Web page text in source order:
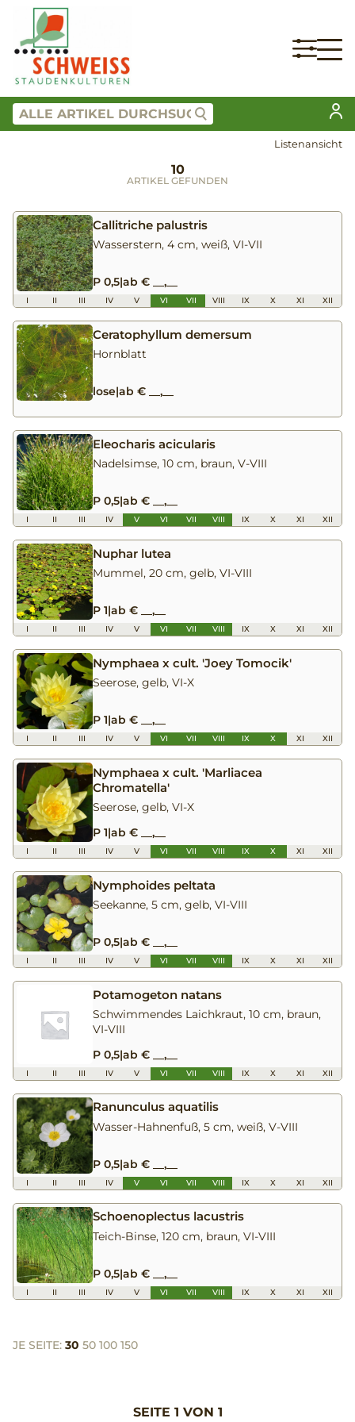
Listenansicht
10
ARTIKEL GEFUNDEN
Callitriche palustris
Wasserstern, 4 cm, weiß, VI-VII
P 0,5|ab € __,__
I II III IV V VI VII VIII IX X XI XII
Ceratophyllum demersum
Hornblatt
lose|ab € __,__
Eleocharis acicularis
Nadelsimse, 10 cm, braun, V-VIII
P 0,5|ab € __,__
I II III IV V VI VII VIII IX X XI XII
Nuphar lutea
Mummel, 20 cm, gelb, VI-VIII
P 1|ab € __,__
I II III IV V VI VII VIII IX X XI XII
Nymphaea x cult. 'Joey Tomocik'
Seerose, gelb, VI-X
P 1|ab € __,__
I II III IV V VI VII VIII IX X XI XII
Nymphaea x cult. 'Marliacea
Chromatella'
Seerose, gelb, VI-X
P 1|ab € __,__
I II III IV V VI VII VIII IX X XI XII
Nymphoides peltata
Seekanne, 5 cm, gelb, VI-VIII
P 0,5|ab € __,__
I II III IV V VI VII VIII IX X XI XII
Potamogeton natans
Schwimmendes Laichkraut, 10 cm, braun,
VI-VIII
P 0,5|ab € __,__
I II III IV V VI VII VIII IX X XI XII
Ranunculus aquatilis
Wasser-Hahnenfuß, 5 cm, weiß, V-VIII
P 0,5|ab € __,__
I II III IV V VI VII VIII IX X XI XII
Schoenoplectus lacustris
Teich-Binse, 120 cm, braun, VI-VIII
P 0,5|ab € __,__
I II III IV V VI VII VIII IX X XI XII
JE SEITE: 30 50 100 150
SEITE 1 VON 1